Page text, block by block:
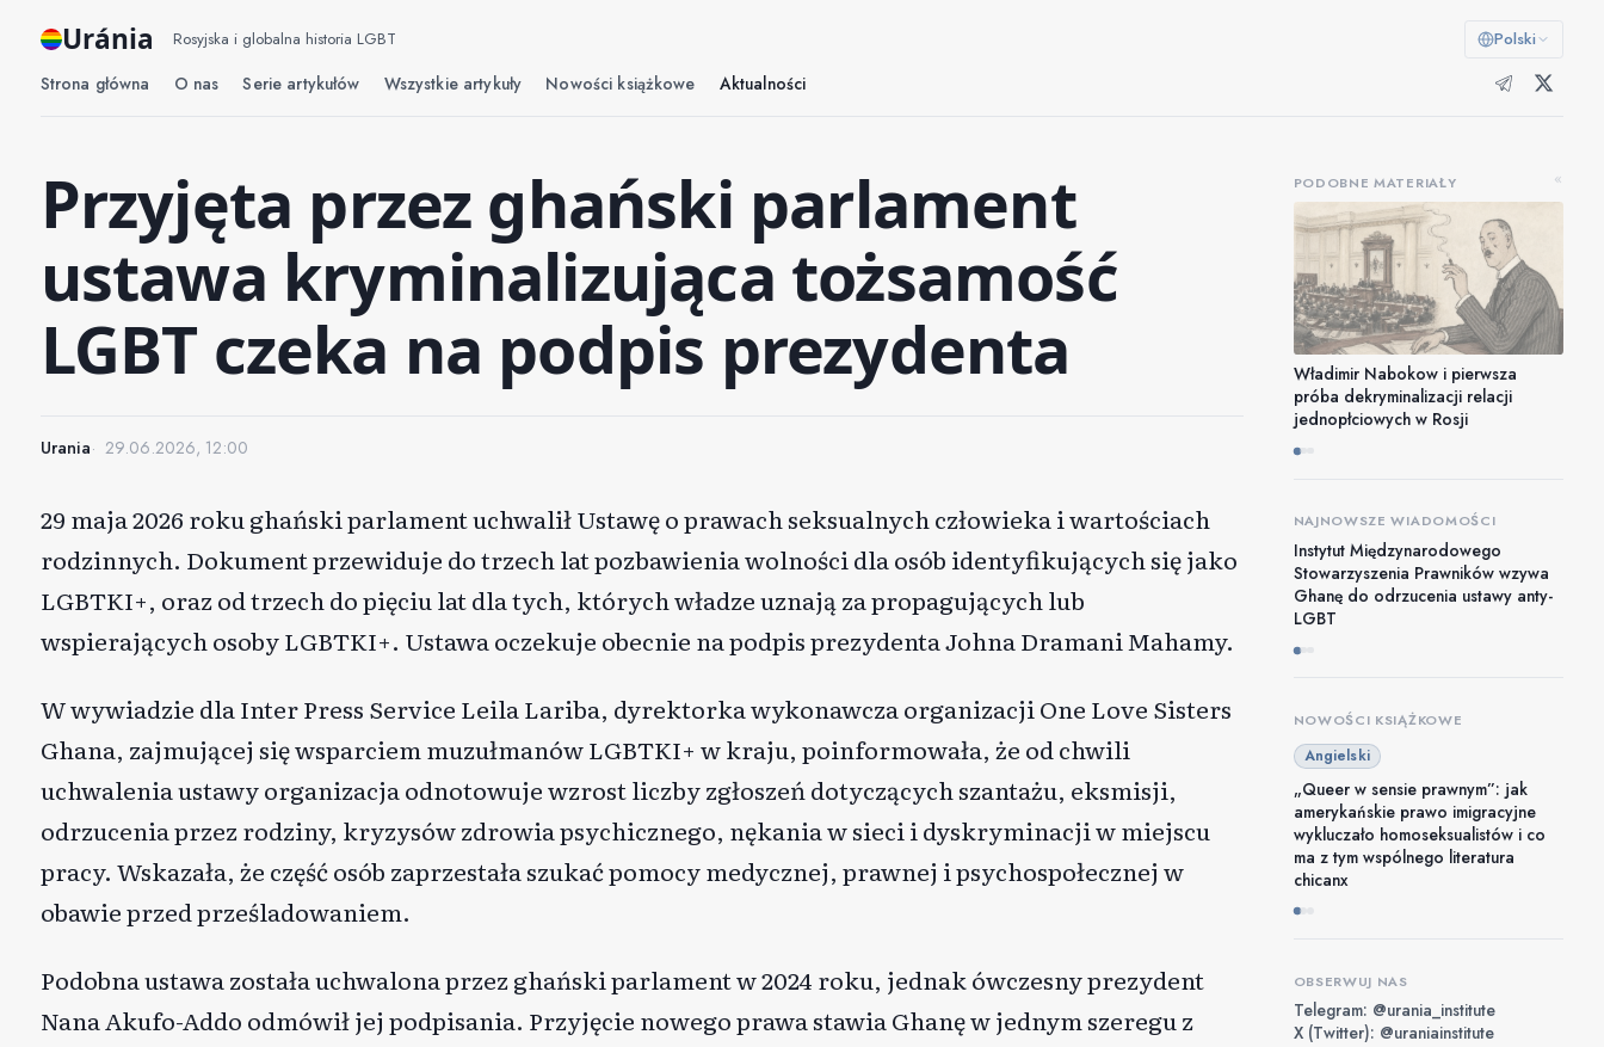
Uránia Rosyjska i globalna historia LGBT Polski
Strona główna O nas Serie artykułów Wszystkie artykuły Nowości książkowe Aktualności
Przyjęta przez ghański parlament
ustawa kryminalizująca tożsamość
LGBT czeka na podpis prezydenta
Urania 29.06.2026, 12:00
29 maja 2026 roku ghański parlament uchwalił Ustawę o prawach seksualnych człowieka i wartościach
rodzinnych. Dokument przewiduje do trzech lat pozbawienia wolności dla osób identyfikujących się jako
LGBTKI+, oraz od trzech do pięciu lat dla tych, których władze uznają za propagujących lub
wspierających osoby LGBTKI+. Ustawa oczekuje obecnie na podpis prezydenta Johna Dramani Mahamy.
W wywiadzie dlaInter Press Service Leila Lariba, dyrektorka wykonawcza organizacji One Love Sisters
Ghana, zajmującej się wsparciem muzułmanów LGBTKI+ w kraju, poinformowała, że od chwili
uchwalenia ustawy organizacja odnotowuje wzrost liczby zgłoszeń dotyczących szantażu, eksmisji,
odrzucenia przez rodziny, kryzysów zdrowia psychicznego, nękania w sieci i dyskryminacji w miejscu
pracy. Wskazała, że część osób zaprzestała szukać pomocy medycznej, prawnej i psychospołecznej w
obawie przed prześladowaniem.
Podobna ustawa została uchwalona przez ghański parlament w 2024 roku, jednak ówczesny prezydent
Nana Akufo-Addo odmówił jej podpisania. Przyjęcie nowego prawa stawia Ghanę w jednym szeregu z
«
PODOBNE MATERIAŁY
Władimir Nabokow i pierwsza
próba dekryminalizacji relacji
jednopłciowych w Rosji
NAJNOWSZE WIADOMOŚCI
Instytut Międzynarodowego
Stowarzyszenia Prawników wzywa
Ghanę do odrzucenia ustawy anty-
LGBT
NOWOŚCI KSIĄŻKOWE
Angielski
„Queer w sensie prawnym”: jak
amerykańskie prawo imigracyjne
wykluczało homoseksualistów i co
ma z tym wspólnego literatura
chicanx
OBSERWUJ NAS
Telegram: @urania_institute
X (Twitter): @uraniainstitute